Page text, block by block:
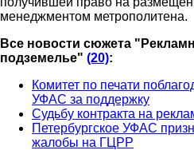
менеджментом метрополитена.
Все новости сюжета
подземелье" (20):
Комитет по печати
УФАС за поддержку
Судьбу контракта на
Петербургское УФАС
жалобы на ГЦРР